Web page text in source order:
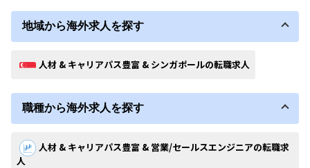
地域から海外求人を探す
人材 & キャリアパス豊富 & シンガポールの転職求人
職種から海外求人を探す
人材 & キャリアパス豊富 & 営業/セールスエンジニアの転職求
人